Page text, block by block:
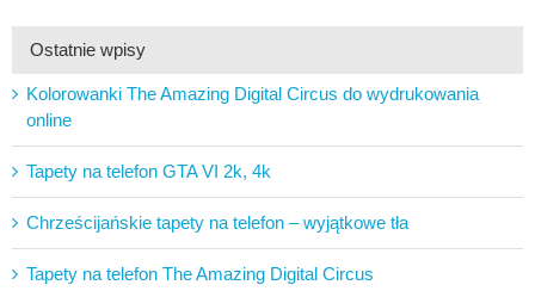
Ostatnie wpisy
Kolorowanki The Amazing Digital Circus do wydrukowania
online
Tapety na telefon GTA VI 2k, 4k
Chrześcijańskie tapety na telefon – wyjątkowe tła
Tapety na telefon The Amazing Digital Circus